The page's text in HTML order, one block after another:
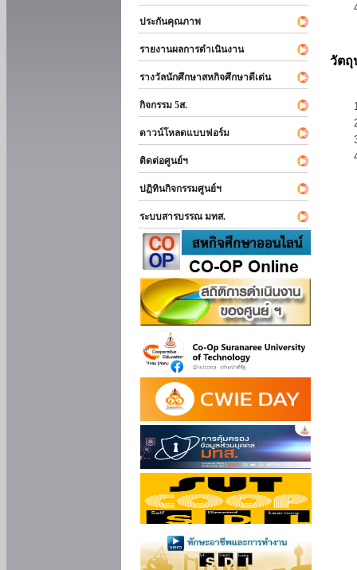
ประกันคุณภาพ
รายงานผลการดำเนินงาน
รางวัลนักศึกษาสหกิจศึกษาดีเด่น
กิจกรรม 5ส.
ดาวน์โหลดแบบฟอร์ม
ติดต่อศูนย์ฯ
ปฏิทินกิจกรรมศูนย์ฯ
ระบบสารบรรณ มทส.
วัตถุ